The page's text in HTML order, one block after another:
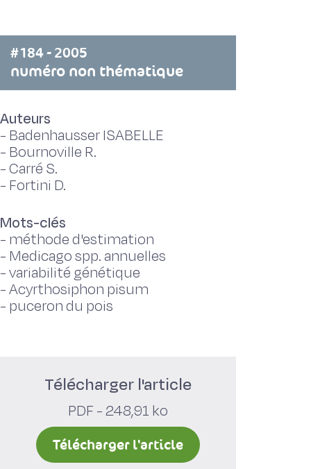
#184 - 2005
numéro non thématique
Auteurs
- Badenhausser ISABELLE
- Bournoville R.
-Carré S.
- Fortini D.
Mots-clés
- méthode d'estimation
- Medicago spp. annuelles
-variabilité génétique
-Acyrthosiphon pisum
- puceron du pois
Télécharger l'article
PDF - 248,91 ko
Télécharger l'article